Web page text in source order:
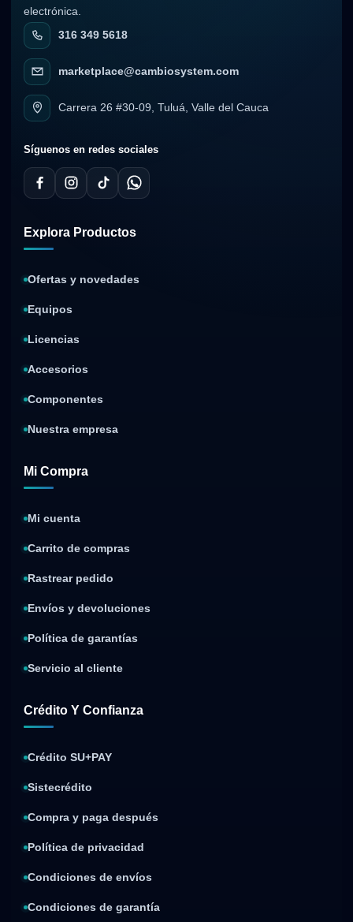
electrónica.
316 349 5618
marketplace@cambiosystem.com
Carrera 26 #30-09, Tuluá, Valle del Cauca
Síguenos en redes sociales
Explora Productos
Ofertas y novedades
Equipos
Licencias
Accesorios
Componentes
Nuestra empresa
Mi Compra
Mi cuenta
Carrito de compras
Rastrear pedido
Envíos y devoluciones
Política de garantías
Servicio al cliente
Crédito Y Confianza
Crédito SU+PAY
Sistecrédito
Compra y paga después
Política de privacidad
Condiciones de envíos
Condiciones de garantía